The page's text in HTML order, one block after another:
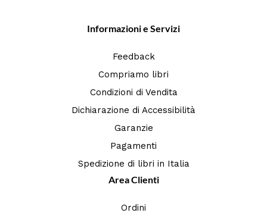
Informazioni e Servizi
Feedback
Compriamo libri
Condizioni di Vendita
Dichiarazione di Accessibilità
Garanzie
Pagamenti
Spedizione di libri in Italia
Area Clienti
Ordini